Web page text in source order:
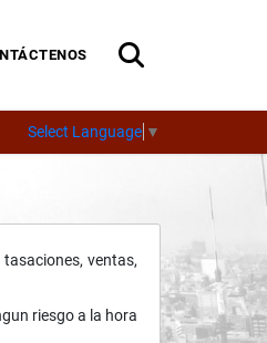
Select Language ▼
ventas,
riesgo a la hora